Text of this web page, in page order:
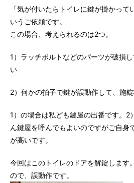
「気が付いたらトイレに鍵が掛かって
いうご依頼です。
この場合、考えられるのは2つ。
1）ラッチボルトなどのパーツが破損
い
2）何かの拍子で鍵が誤動作して、施
1）の場合は私ども鍵屋の出番です。2
ん鍵屋を呼んでもよいのですがご自身
が高いです。
今回はこのトイレのドアを解錠します
ので、誤動作です。